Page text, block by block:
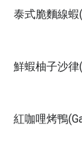
泰式脆麵線蝦
鮮蝦柚子沙律
紅咖哩烤鴨